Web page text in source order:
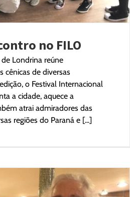
no FILO
Londrina reúne
cênicas de diversas
o Festival Internacional
a cidade, aquece a
atrai admiradores das
regiões do Paraná e [...]